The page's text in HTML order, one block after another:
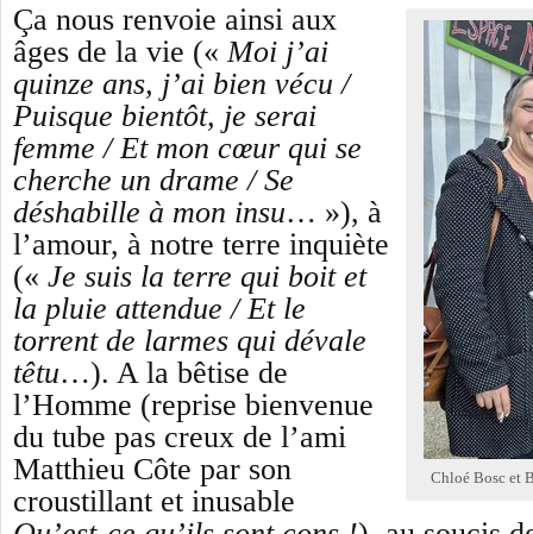
Chloé Bosc et
Ça nous renvoie ainsi aux
âges de la vie (« Moi j’ai
quinze ans, j’ai bien vécu /
Puisque bientôt, je serai
femme / Et mon cœur qui se
cherche un drame / Se
déshabille à mon insu… »), à
l’amour, à notre terre inquiète
(« Je suis la terre qui boit et
la pluie attendue / Et le
torrent de larmes qui dévale
têtu…). A la bêtise de
l’Homme (reprise bienvenue
du tube pas creux de l’ami
Matthieu Côte par son
croustillant et inusable